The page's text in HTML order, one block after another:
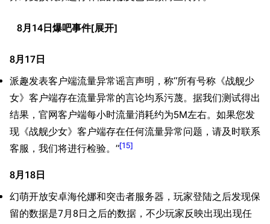
8月14日爆吧事件
8月17日
派趣发表客户端流量异常谣言声明，称“所有号称《战舰少
女》客户端存在流量异常的言论均系污蔑。据我们测试得出
结果，官网客户端每小时流量消耗约为5M左右。如果您发
现《战舰少女》客户端存在任何流量异常问题，请及时联系
客服，我们将进行检验。”[15]
8月18日
幻萌开放安卓海伦娜和突击者服务器，玩家登陆之后发现保
留的数据是7月8日之后的数据，不少玩家反映出现出现任